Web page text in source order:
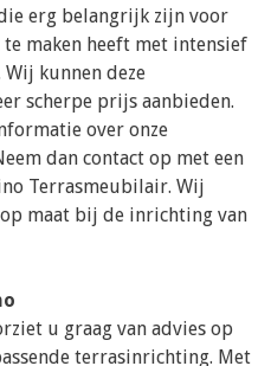
erg belangrijk zijn voor
maken heeft met intensief
kunnen deze
scherpe prijs aanbieden.
over onze
dan contact op met een
Terrasmeubilair. Wij
maat bij de inrichting van
u graag van advies op
terrasinrichting. Met